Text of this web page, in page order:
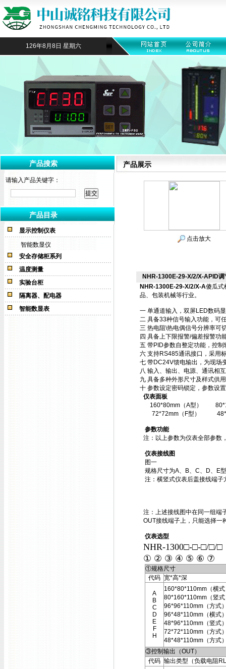
126年8月8日 星期六
产品搜索
请输入产品关键字：
产品目录
显示控制仪表
智能数显仪
安全存储柜系列
温度测量
实验台柜
隔离器、配电器
智能数显表
产品展示
点击放大
NHR-1300E-29-X/2/X-APID
NHR-1300E-29-X/2/X-A傻瓜式
品、包装机械等行业。
一 单通道输入，双屏LED数码
二 具备33种信号输入功能，可
三 热电阻\热电偶信号分辨率
四 具备上下限报警/偏差报警功
五 带PID参数自整定功能，控
六 支持RS485通讯接口，采用
七 带DC24V馈电输出，为现场
八 输入、输出、电源、通讯相
九 具备多种外形尺寸及样式供
十 参数设定密码锁定，参数设
仪表面板
160*80mm（A型）
72*72mm（F型）
参数功能
注：以上参数为仪表全部参数
仪表接线图
图一
规格尺寸为A、B、C、D、E
注：横竖式仪表后盖接线端
注：上述接线图中在同一组端
OUT接线端子上，只能选择一
仪表选型
NHR-1300□-□-□/□/□
① ② ③ ④ ⑤ ⑥ ⑦
①规格尺寸
代码 宽*高*深
A
B
C
D
E
F
H
160*80*110mm（横式
80*160*110mm（竖式
96*96*110mm（方式
96*48*110mm（横式
48*96*110mm（竖式
72*72*110mm（方式
48*48*110mm（方式
③控制输出（OUT）
代码 输出类型（负载电阻